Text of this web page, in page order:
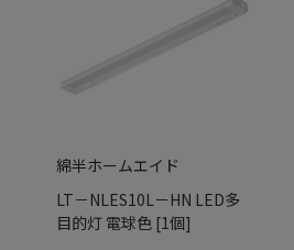
綿半ホームエイド
LT－NLES10L－HN LED多
目的灯 電球色 [1個]